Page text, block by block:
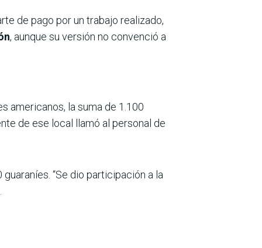
de pago por un trabajo realizado,
, aunque su versión no convenció a
americanos, la suma de 1.100
de ese local llamó al personal de
“Se dio participación a la